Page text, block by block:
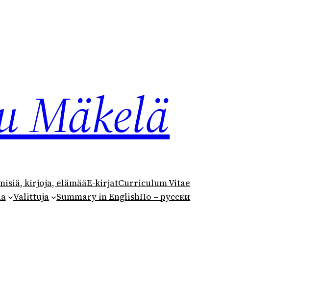
Mäkelä
kirjoja, elämääE-kirjatCurriculum Vitae
Valittuja Summary in EnglishПо – русски